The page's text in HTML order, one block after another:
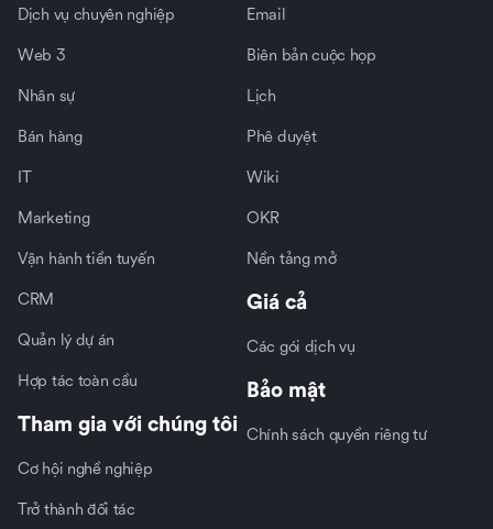
Dịch vụ chuyên nghiệp
Web 3
Nhân sự
Bán hàng
IT
Marketing
Vận hành tiền tuyến
CRM
Quản lý dự án
Hợp tác toàn cầu
Tham gia với chúng tôi
Cơ hội nghề nghiệp
Trở thành đối tác
Email
Biên bản cuộc họp
Lịch
Phê duyệt
Wiki
OKR
Nền tảng mở
Giá cả
Các gói dịch vụ
Bảo mật
Chính sách quyền riêng tư